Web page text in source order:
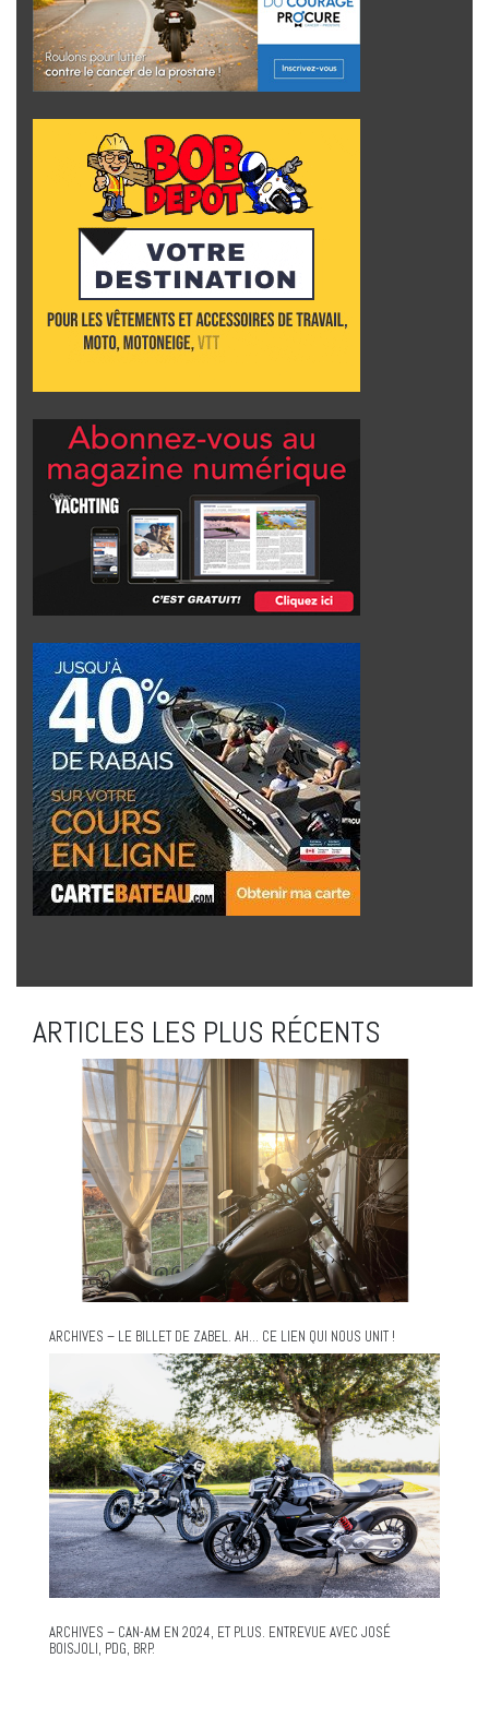
ARTICLES LES PLUS RÉCENTS
ARCHIVES – LE BILLET DE ZABEL. AH… CE LIEN QUI NOUS UNIT !
ARCHIVES – CAN-AM EN 2024, ET PLUS. ENTREVUE AVEC JOSÉ
BOISJOLI, PDG, BRP.